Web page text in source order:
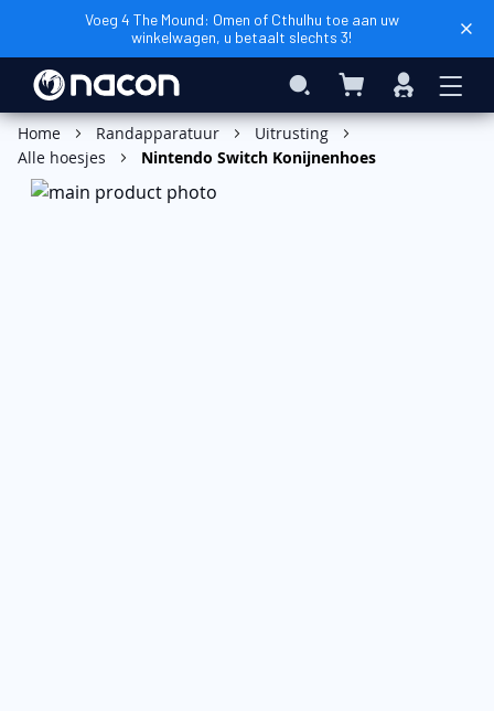
Voeg 4 The Mound: Omen of Cthulhu toe aan uw
winkelwagen, u betaalt slechts 3!
Search Winkelwagen
Inloggen
In Winkelwagen
Home Randapparatuur
Uitrusting
Alle hoesjes
Nintendo Switch Konijnenhoes
Ga